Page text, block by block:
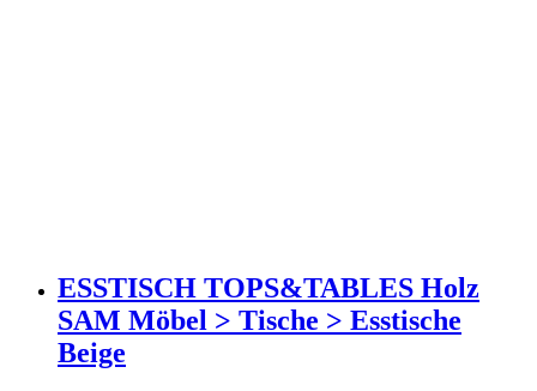
ESSTISCH TOPS&TABLES Holz
SAM Möbel > Tische > Esstische
Beige